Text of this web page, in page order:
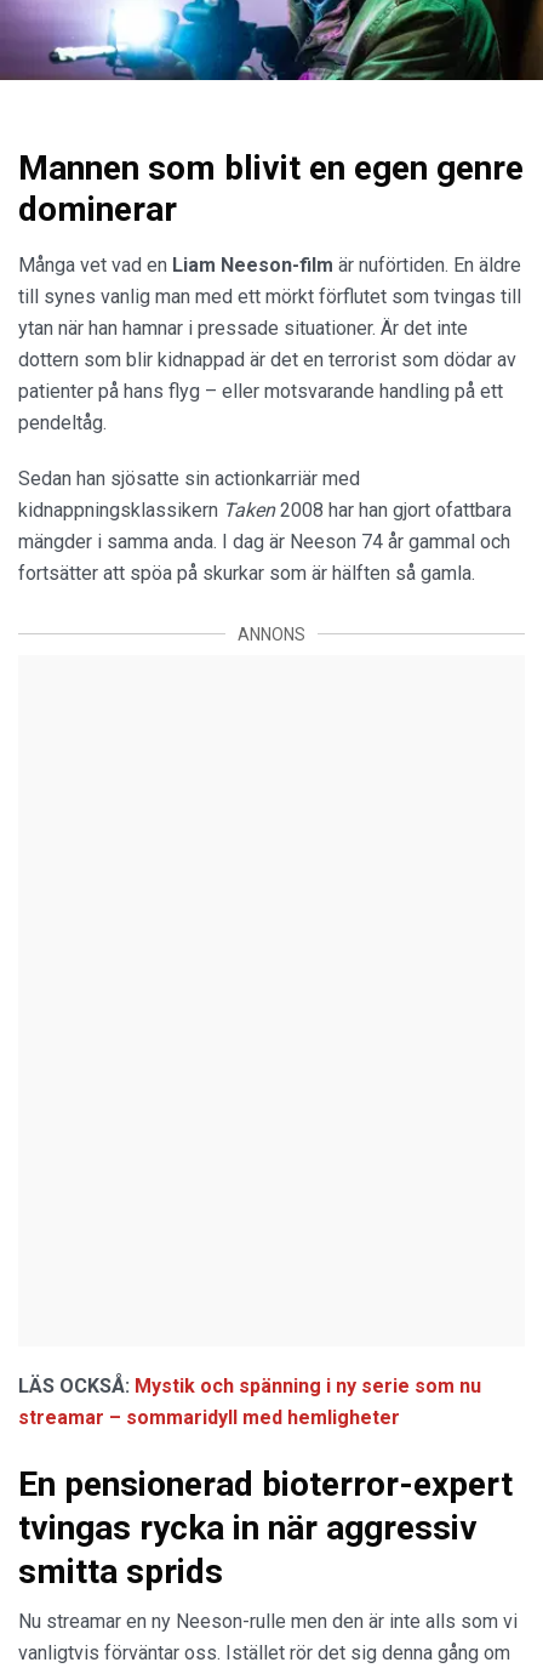
Mannen som blivit en egen genre
dominerar
Många vet vad en Liam Neeson-film är nuförtiden. En äldre
till synes vanlig man med ett mörkt förflutet som tvingas till
ytan när han hamnar i pressade situationer. Är det inte
dottern som blir kidnappad är det en terrorist som dödar av
patienter på hans flyg – eller motsvarande handling på ett
pendeltåg.
Sedan han sjösatte sin actionkarriär med
kidnappningsklassikern Taken2008 har han gjort ofattbara
mängder i samma anda. I dag är Neeson 74 år gammal och
fortsätter att spöa på skurkar som är hälften så gamla.
ANNONS
LÄS OCKSÅ: Mystik och spänning i ny serie som nu
streamar – sommaridyll med hemligheter
En pensionerad bioterror-expert
tvingas rycka in när aggressiv
smitta sprids
Nu streamar en ny Neeson-rulle men den är inte alls som vi
vanligtvis förväntar oss. Istället rör det sig denna gång om